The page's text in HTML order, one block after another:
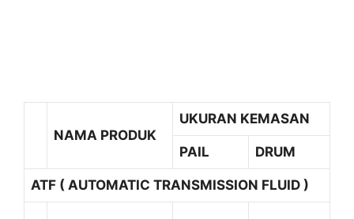
NAMA PRODUK
UKURAN KEMASAN
PAIL DRUM
ATF ( AUTOMATIC TRANSMISSION FLUID )